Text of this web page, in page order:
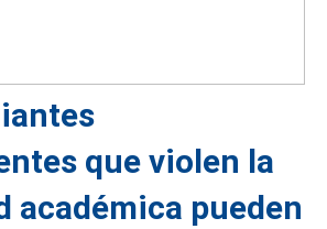
que violen la
académica pueden